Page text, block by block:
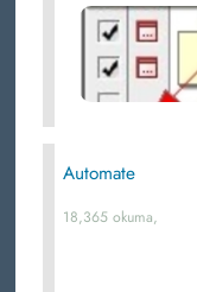
Automate
18,365 okuma,